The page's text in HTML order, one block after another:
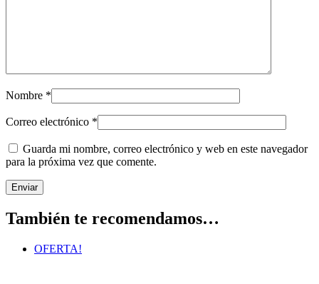
Nombre *
Correo electrónico *
Guarda mi nombre, correo electrónico y web en este navegador
para la próxima vez que comente.
También te recomendamos…
OFERTA!